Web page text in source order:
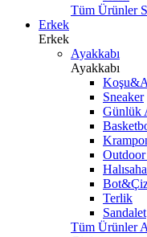
Tüm Ürünler
Erkek
Erkek
Ayakkabı
Ayakkabı
Sneaker
Günlük
Outdoor
Terlik
Sandalet
Tüm Ürünler